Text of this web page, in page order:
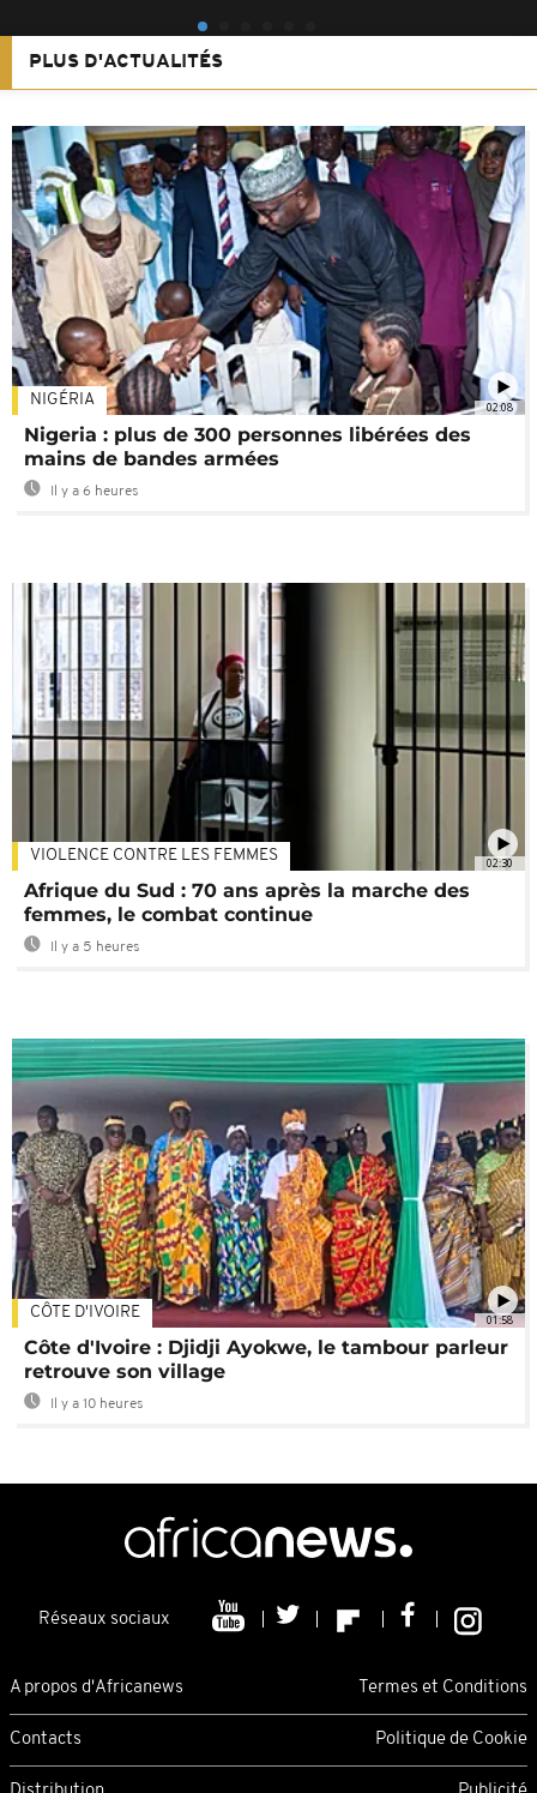
PLUS D'ACTUALITÉS
02:08
NIGÉRIA
Nigeria : plus de 300 personnes libérées des
mains de bandes armées
Il y a 6 heures
02:30
VIOLENCE CONTRE LES FEMMES
Afrique du Sud : 70 ans après la marche des
femmes, le combat continue
Il y a 5 heures
01:58
CÔTE D'IVOIRE
Côte d'Ivoire : Djidji Ayokwe, le tambour parleur
retrouve son village
Il y a 10 heures
Réseaux sociaux
A propos d'Africanews Termes et Conditions
Contacts Politique de Cookie